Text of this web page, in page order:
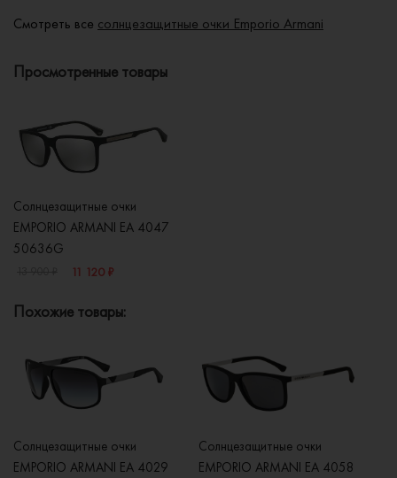
Смотреть все солнцезащитные очки Emporio Armani
Просмотренные товары
Солнцезащитные очки
EMPORIO ARMANI EA 4047
50636G
11 120 ₽
Похожие товары:
Солнцезащитные очки
EMPORIO ARMANI EA 4029
Солнцезащитные очки
EMPORIO ARMANI EA 4058